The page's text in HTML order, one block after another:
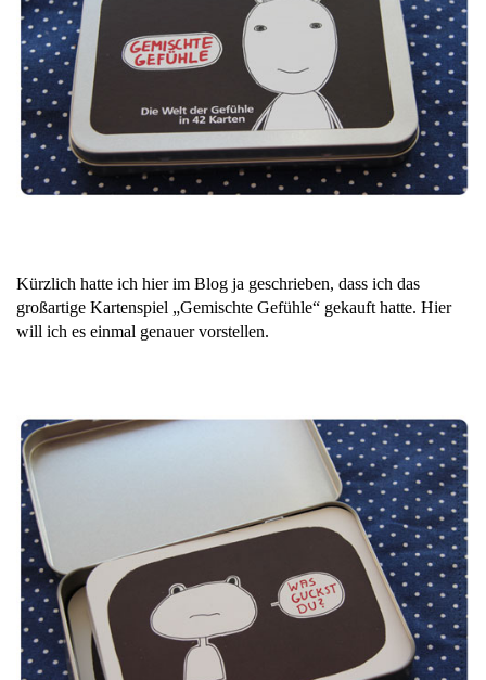
Kürzlich hatte ich hier im Blog ja geschrieben, dass ich das
großartige Kartenspiel „Gemischte Gefühle“ gekauft hatte. Hier
will ich es einmal genauer vorstellen.